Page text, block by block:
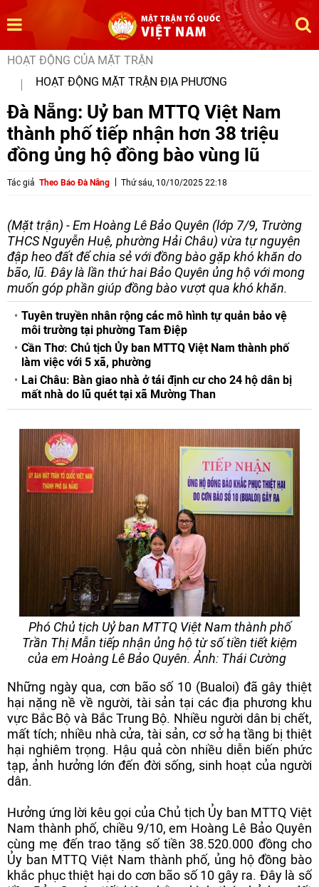
HOẠT ĐỘNG CỦA MẶT TRẬN
HOẠT ĐỘNG MẶT TRẬN ĐỊA PHƯƠNG
Đà Nẵng: Uỷ ban MTTQ Việt Nam
thành phố tiếp nhận hơn 38 triệu
đồng ủng hộ đồng bào vùng lũ
Tác giả Theo Báo Đà Nẵng Thứ sáu, 10/10/2025 22:18
(Mặt trận) - Em Hoàng Lê Bảo Quyên (lớp 7/9, Trường
THCS Nguyễn Huệ, phường Hải Châu) vừa tự nguyện
đập heo đất để chia sẻ với đồng bào gặp khó khăn do
bão, lũ. Đây là lần thứ hai Bảo Quyên ủng hộ với mong
muốn góp phần giúp đồng bào vượt qua khó khăn.
Tuyên truyền nhân rộng các mô hình tự quản bảo vệ
môi trường tại phường Tam Điệp
Cần Thơ: Chủ tịch Ủy ban MTTQ Việt Nam thành phố
làm việc với 5 xã, phường
Lai Châu: Bàn giao nhà ở tái định cư cho 24 hộ dân bị
mất nhà do lũ quét tại xã Mường Than
Phó Chủ tịch Uỷ ban MTTQ Việt Nam thành phố
Trần Thị Mẫn tiếp nhận ủng hộ từ số tiền tiết kiệm
của em Hoàng Lê Bảo Quyên. Ảnh: Thái Cường
Những ngày qua, cơn bão số 10 (Bualoi) đã gây thiệt
hại nặng nề về người, tài sản tại các địa phương khu
vực Bắc Bộ và Bắc Trung Bộ. Nhiều người dân bị chết,
mất tích; nhiều nhà cửa, tài sản, cơ sở hạ tầng bị thiệt
hại nghiêm trọng. Hậu quả còn nhiều diễn biến phức
tạp, ảnh hưởng lớn đến đời sống, sinh hoạt của người
dân.
Hưởng ứng lời kêu gọi của Chủ tịch Ủy ban MTTQ Việt
Nam thành phố, chiều 9/10, em Hoàng Lê Bảo Quyên
cùng mẹ đến trao tặng số tiền 38.520.000 đồng cho
Ủy ban MTTQ Việt Nam thành phố, ủng hộ đồng bào
khắc phục thiệt hại do cơn bão số 10 gây ra. Đây là số